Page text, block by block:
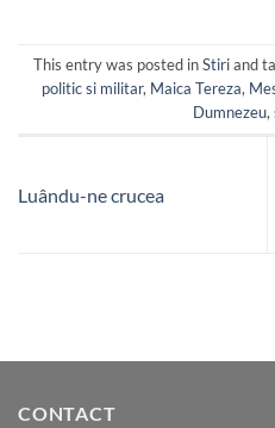
This entry was posted inStiriand
politic si militar, Maica Tereza,
Dumnezeu,
Luându-ne crucea
CONTACT